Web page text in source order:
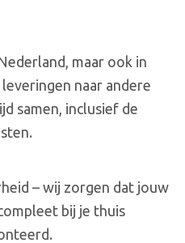
maar ook in
naar andere
samen, inclusief de
– wij zorgen dat jouw
bij je thuis